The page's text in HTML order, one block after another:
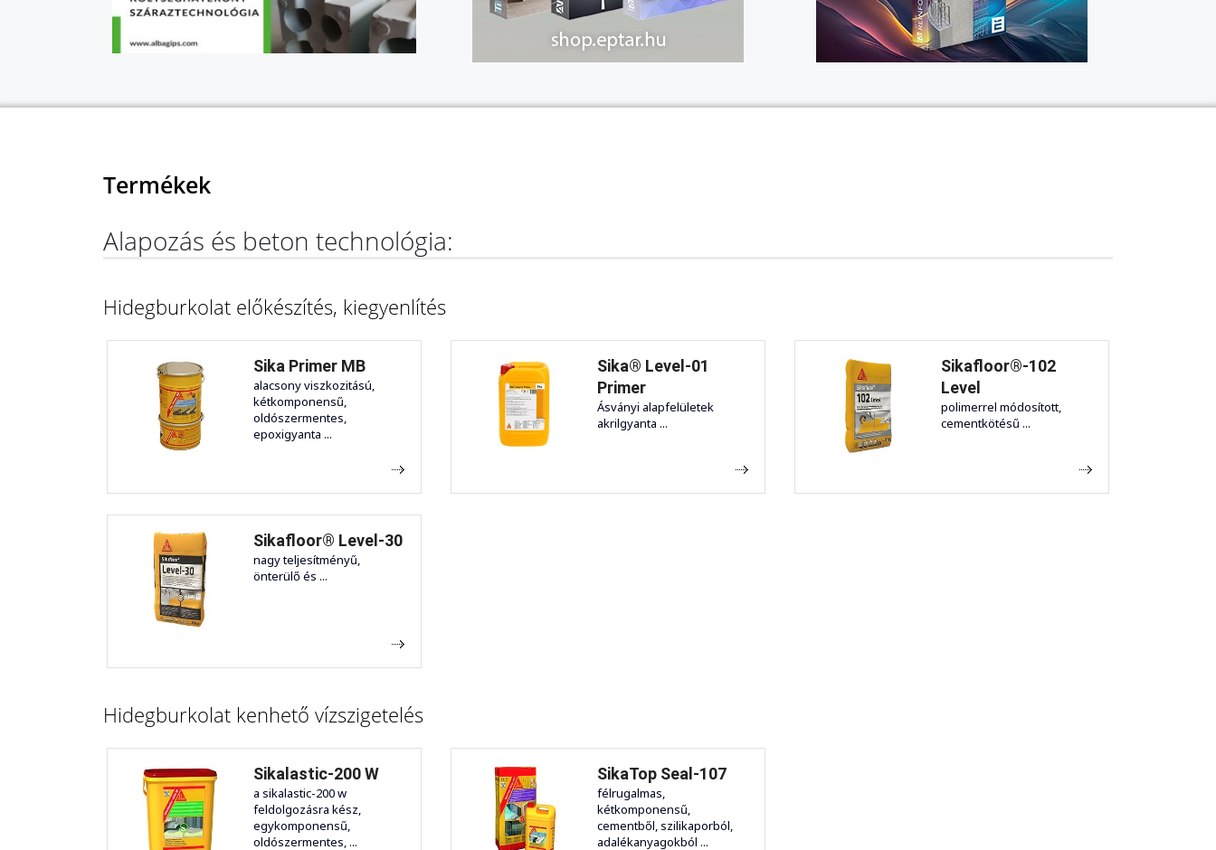
Termékek
Alapozás és beton technológia:
Hidegburkolat előkészítés, kiegyenlítés
Sika Primer MB
alacsony viszkozitású,
kétkomponensű,
oldószermentes,
epoxigyanta ...
Sika® Level-01
Primer
Ásványi alapfelületek
akrilgyanta ...
Sikafloor®-102
Level
polimerrel módosított,
cementkötésű ...
Sikafloor® Level-30
nagy teljesítményű,
önterülő és ...
Hidegburkolat kenhető vízszigetelés
Sikalastic-200 W
a sikalastic-200 w
feldolgozásra kész,
egykomponensű,
oldószermentes, ...
SikaTop Seal-107
félrugalmas,
kétkomponensű,
cementből, szilikaporból,
adalékanyagokból ...